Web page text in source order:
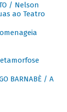
/ Nelson
ao Teatro
BARNABÈ / A